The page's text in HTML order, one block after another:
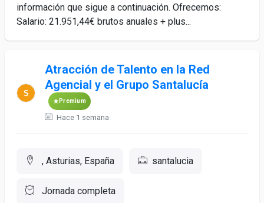
información que sigue a continuación. Ofrecemos:
Salario: 21.951,44€ brutos anuales + plus...
Atracción de Talento en la Red
Agencial y el Grupo Santalucía
Premium
Hace 1 semana
, Asturias, España santalucia
Jornada completa